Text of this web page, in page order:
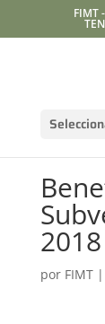
FIMT
2018
por FIMT|